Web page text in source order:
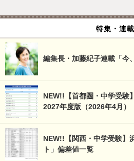
特集・連載
編集長・加藤紀子連載「今
NEW!!【首都圏・中学受験
2027年度版（2026年4月）
NEW!!【関西・中学受験】
ト」偏差値一覧